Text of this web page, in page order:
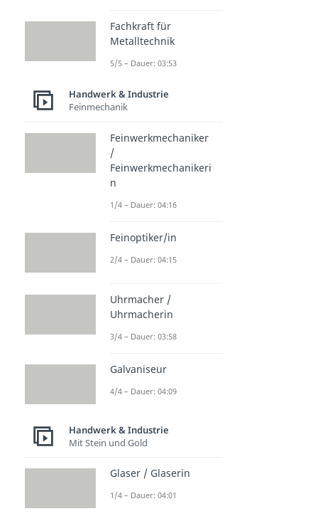
Fachkraft für
Metalltechnik
5/5 – Dauer: 03:53
Handwerk & Industrie
Feinmechanik
Feinwerkmechaniker
/
Feinwerkmechanikeri
n
1/4 – Dauer: 04:16
Feinoptiker/in
2/4 – Dauer: 04:15
Uhrmacher /
Uhrmacherin
3/4 – Dauer: 03:58
Galvaniseur
4/4 – Dauer: 04:09
Handwerk & Industrie
Mit Stein und Gold
Glaser / Glaserin
1/4 – Dauer: 04:01